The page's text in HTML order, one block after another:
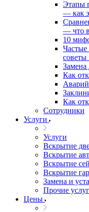
Этапы
— как
— что
10
советы
Замена
Как
Как
Сотрудники
Услуги
Услуги
Вскрытие
Вскрытие
Вскрытие
Вскрытие
Замена и
Прочие
Цены